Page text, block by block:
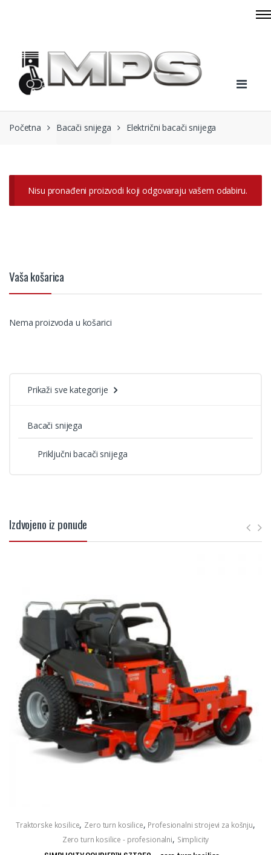
Početna Bacači snijega Električni bacači snijega
Nisu pronađeni proizvodi koji odgovaraju vašem odabiru.
Vaša košarica
Nema proizvoda u košarici
Prikaži sve kategorije
Bacači snijega
Priključni bacači snijega
Izdvojeno iz ponude
Traktorske kosilice, Zero turn kosilice, Profesionalni strojevi za košnju,
Zero turn kosilice - profesionalni, Simplicity